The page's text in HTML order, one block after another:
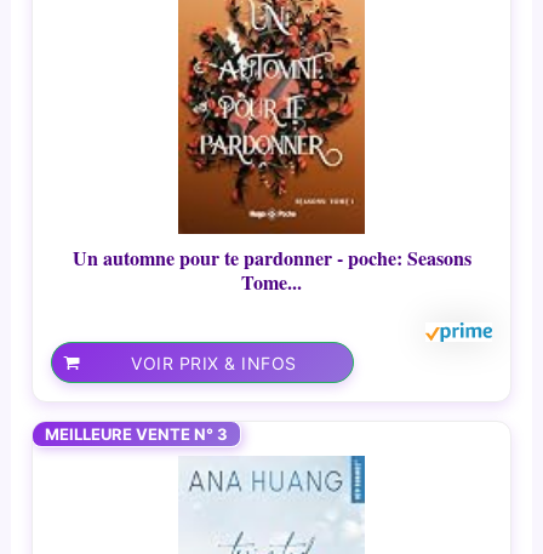
Un automne pour te pardonner - poche: Seasons
Tome...
VOIR PRIX & INFOS
MEILLEURE VENTE N° 3